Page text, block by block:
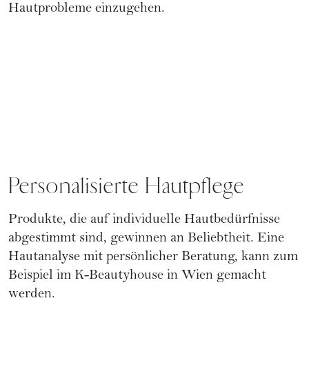
Hautprobleme einzugehen.
Personalisierte Hautpflege
Produkte, die auf individuelle Hautbedürfnisse
abgestimmt sind, gewinnen an Beliebtheit. Eine
Hautanalyse mit persönlicher Beratung, kann zum
Beispiel im K-Beautyhouse in Wien gemacht
werden.